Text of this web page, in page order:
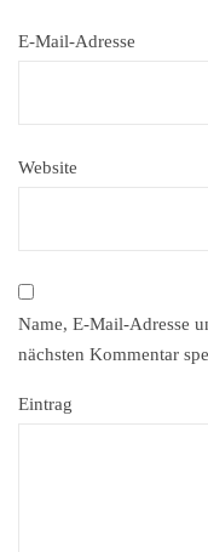
E-Mail-Adresse
Website
Name, E-Mail-Adresse
nächsten Kommentar
Eintrag